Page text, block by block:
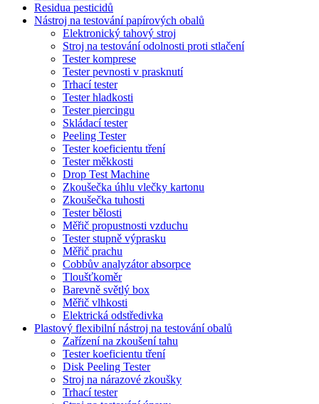
Residua pesticidů
Nástroj na testování papírových obalů
Elektronický tahový stroj
Stroj na testování odolnosti proti stlačení
Tester komprese
Tester pevnosti v prasknutí
Trhací tester
Tester hladkosti
Tester piercingu
Skládací tester
Peeling Tester
Tester koeficientu tření
Tester měkkosti
Drop Test Machine
Zkoušečka úhlu vlečky kartonu
Zkoušečka tuhosti
Tester bělosti
Měřič propustnosti vzduchu
Tester stupně výprasku
Měřič prachu
Cobbův analyzátor absorpce
Tloušťkoměr
Barevně světlý box
Měřič vlhkosti
Elektrická odstředivka
Plastový flexibilní nástroj na testování obalů
Zařízení na zkoušení tahu
Tester koeficientu tření
Disk Peeling Tester
Stroj na nárazové zkoušky
Trhací tester